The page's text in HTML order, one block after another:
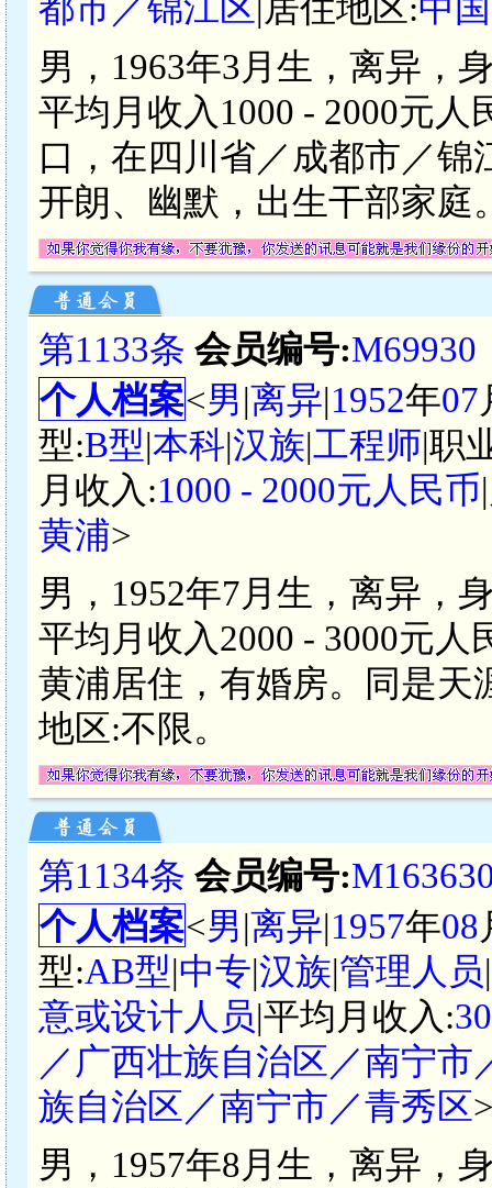
都市／锦江区 |居住地区:中
男，1963年3月生，离异，
平均月收入1000 - 2000元
口，在四川省／成都市／
开朗、幽默，出生干部家庭
第1133条 会员编号:M69930
个人档案<男|离异|1952年07
型:B型|本科|汉族|工程师|职
月收入:1000 - 2000元人民币
黄浦>
男，1952年7月生，离异，
平均月收入2000 - 3000元
黄浦居住，有婚房。同是天
地区:不限。
第1134条 会员编号:
个人档案<男|离异|1957年08
型:AB型|中专|汉族|管理人员
意或设计人员|平均月收入:
／广西壮族自治区／南宁市
族自治区／南宁市／青秀区
男，1957年8月生，离异，